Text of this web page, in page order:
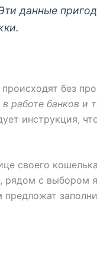
данные
без
в работе банков и
инструкция,
своего
, рядом с выбором